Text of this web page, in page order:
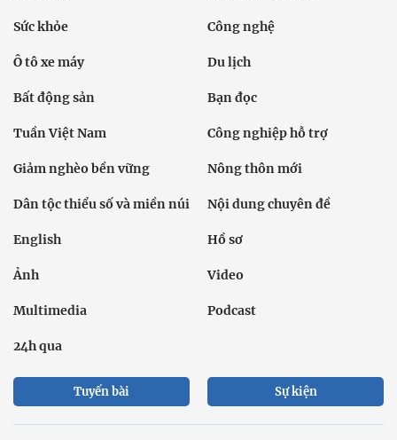
Sức khỏe Công nghệ
Ô tô xe máy Du lịch
Bất động sản Bạn đọc
Tuần Việt Nam Công nghiệp hỗ trợ
Giảm nghèo bền vững Nông thôn mới
Dân tộc thiểu số và miền núi Nội dung chuyên đề
English Hồ sơ
Ảnh Video
Multimedia Podcast
24h qua
Tuyến bài Sự kiện